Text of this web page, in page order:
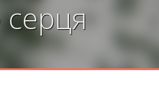
серця